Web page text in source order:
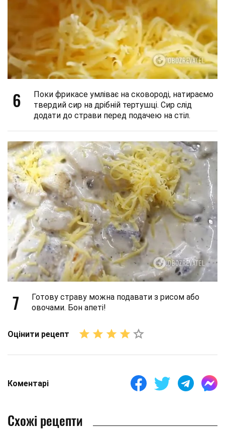
6
Поки фрикасе умліває на сковороді, натираємо
твердий сир на дрібній тертушці. Сир слід
додати до страви перед подачею на стіл.
7
Готову страву можна подавати з рисом або
овочами. Бон апеті!
Оцінити рецепт
Коментарі
Схожі рецепти